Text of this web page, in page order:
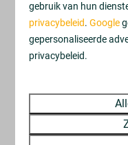
Maak kennis
Informatie
gebruik van hun
privacybeleid.Google
gepersonaliseerde
privacybeleid.